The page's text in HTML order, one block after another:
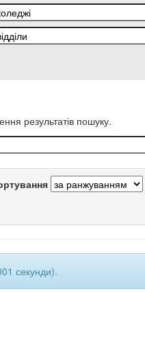
результатів пошуку.
секунди).